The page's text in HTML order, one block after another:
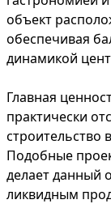
объект
обеспечивая
динамикой
Главная
практически
строительство
Подобные
делает данный
ликвидным